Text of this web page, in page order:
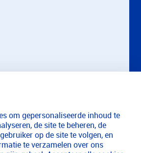
om gepersonaliseerde inhoud te
de site te beheren, de
op de site te volgen, en
te verzamelen over ons